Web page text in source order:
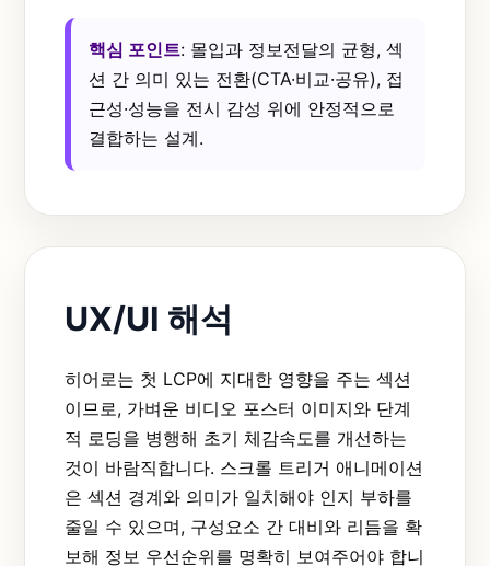
핵심 포인트: 몰입과 정보전달의 균형, 섹
션 간 의미 있는 전환(CTA·비교·공유), 접
근성·성능을 전시 감성 위에 안정적으로
결합하는 설계.
UX/UI 해석
히어로는 첫 LCP에 지대한 영향을 주는 섹션
이므로, 가벼운 비디오 포스터 이미지와 단계
적 로딩을 병행해 초기 체감속도를 개선하는
것이 바람직합니다. 스크롤 트리거 애니메이션
은 섹션 경계와 의미가 일치해야 인지 부하를
줄일 수 있으며, 구성요소 간 대비와 리듬을 확
보해 정보 우선순위를 명확히 보여주어야 합니